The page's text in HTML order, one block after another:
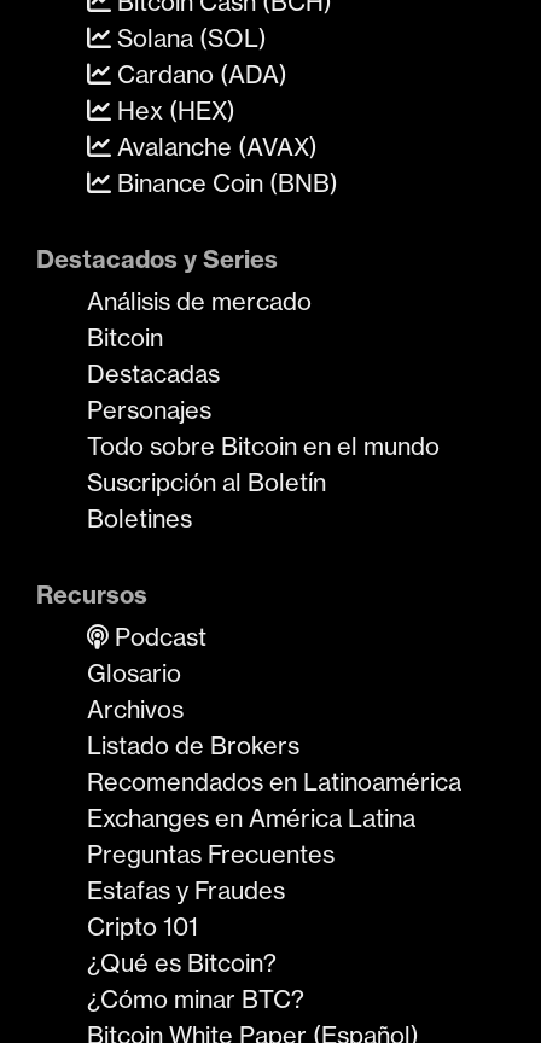
Solana (SOL)
Cardano (ADA)
Hex (HEX)
Avalanche (AVAX)
Binance Coin (BNB)
Destacados y Series
Análisis de mercado
Bitcoin
Destacadas
Personajes
Todo sobre Bitcoin en el mundo
Suscripción al Boletín
Boletines
Recursos
Podcast
Glosario
Archivos
Listado de Brokers
Recomendados en Latinoamérica
Exchanges en América Latina
Preguntas Frecuentes
Estafas y Fraudes
Cripto 101
¿Qué es Bitcoin?
¿Cómo minar BTC?
Bitcoin White Paper (Español)